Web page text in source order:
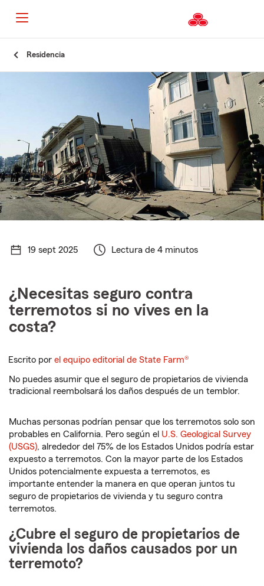
Residencia
19 sept 2025 Lectura de 4 minutos
¿Necesitas seguro contra
terremotos si no vives en la
costa?
Escrito porel equipo editorial de State Farm®
No puedes asumir que el seguro de propietarios de vivienda
tradicional reembolsará los daños después de un temblor.
Muchas personas podrían pensar que los terremotos solo son
probables en California. Pero según el U.S. Geological Survey
(USGS), alrededor del 75% de los Estados Unidos podría estar
expuesto a terremotos. Con la mayor parte de los Estados
Unidos potencialmente expuesta a terremotos, es
importante entender la manera en que operan juntos tu
seguro de propietarios de vivienda y tu seguro contra
terremotos.
¿Cubre el seguro de propietarios de
vivienda los daños causados por un
terremoto?